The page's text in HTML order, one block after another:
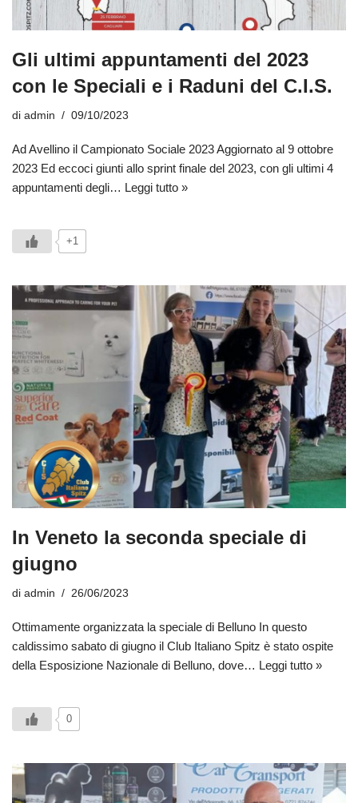
Gli ultimi appuntamenti del 2023
con le Speciali e i Raduni del C.I.S.
di admin 09/10/2023
Ad Avellino il Campionato Sociale 2023 Aggiornato al 9 ottobre
2023 Ed eccoci giunti allo sprint finale del 2023, con gli ultimi 4
appuntamenti degli… Leggi tutto »
+1
In Veneto la seconda speciale di
giugno
di admin 26/06/2023
Ottimamente organizzata la speciale di Belluno In questo
caldissimo sabato di giugno il Club Italiano Spitz è stato ospite
della Esposizione Nazionale di Belluno, dove… Leggi tutto »
0